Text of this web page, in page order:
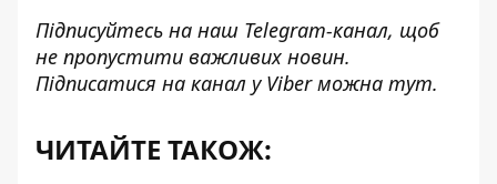
Підписуйтесь на наш Telegram-канал, щоб
не пропустити важливих новин.
Підписатися на канал у Viber можна тут.
ЧИТАЙТЕ ТАКОЖ: